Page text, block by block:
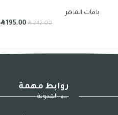
باقات الماهر
R242.00
R195.00
روابط مهمة
المدونة